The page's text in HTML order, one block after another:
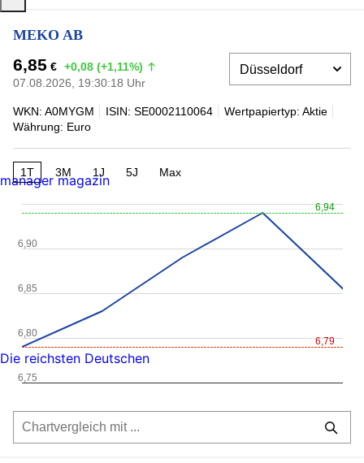
MEKO AB
6,85 € +0,08 (+1,11%)
07.08.2026, 19:30:18 Uhr
WKN: A0MYGM ISIN: SE0002110064
Wertpapiertyp: Aktie
Währung: Euro
1T 3M 1J 5J Max
6,94
6,79
6,75
6,80
6,85
6,90
manager magazin
Die reichsten Deutschen